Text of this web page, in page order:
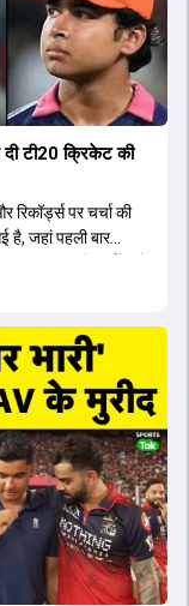
की है।
टी20 क्रिकेट की
पर चर्चा की
है, जहां पहली बार
रहा। पूरे टूर्नामेंट में
बनाया, जो एक
इसके अलावा पंजाब
टीमों की सफलता